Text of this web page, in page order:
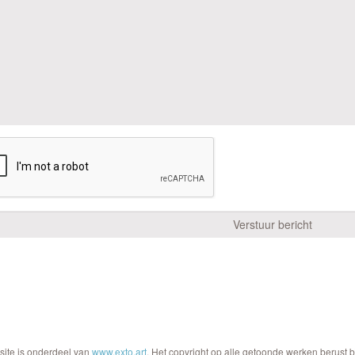
is onderdeel van www.exto.art. Het copyright op alle getoonde werken berust